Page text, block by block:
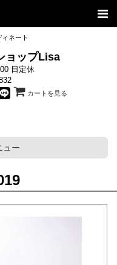
ネート
ョップLisa
日定休
カートを見る
ー